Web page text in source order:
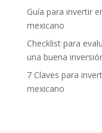
Guía para invertir
mexicano
Checklist para
una buena
7 Claves para
mexicano